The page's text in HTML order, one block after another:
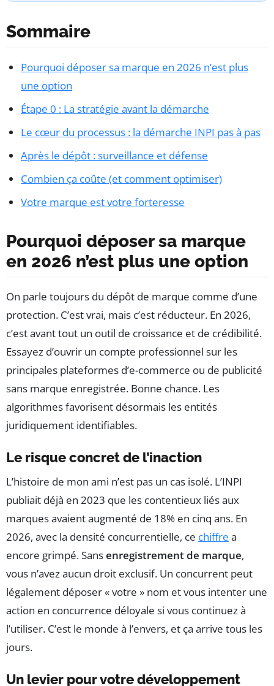
Sommaire
Pourquoi déposer sa marque en 2026 n’est plus
une option
Étape 0 : La stratégie avant la démarche
Le cœur du processus : la démarche INPI pas à pas
Après le dépôt : surveillance et défense
Combien ça coûte (et comment optimiser)
Votre marque est votre forteresse
Pourquoi déposer sa marque
en 2026 n’est plus une option
On parle toujours du dépôt de marque comme d’une
protection. C’est vrai, mais c’est réducteur. En 2026,
c’est avant tout un outil de croissance et de crédibilité.
Essayez d’ouvrir un compte professionnel sur les
principales plateformes d’e-commerce ou de publicité
sans marque enregistrée. Bonne chance. Les
algorithmes favorisent désormais les entités
juridiquement identifiables.
Le risque concret de l’inaction
L’histoire de mon ami n’est pas un cas isolé. L’INPI
publiait déjà en 2023 que les contentieux liés aux
marques avaient augmenté de 18% en cinq ans. En
2026, avec la densité concurrentielle, ce chiffre a
encore grimpé. Sansenregistrement de marque,
vous n’avez aucun droit exclusif. Un concurrent peut
légalement déposer « votre » nom et vous intenter une
action en concurrence déloyale si vous continuez à
l’utiliser. C’est le monde à l’envers, et ça arrive tous les
jours.
Un levier pour votre développement